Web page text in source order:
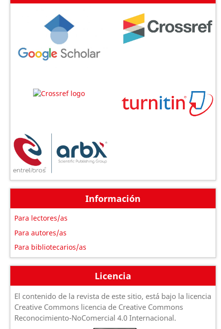
Información
Para lectores/as
Para autores/as
Para bibliotecarios/as
Licencia
El contenido de la revista de este sitio, está bajo la licencia
Creative Commons licencia de Creative Commons
Reconocimiento-NoComercial 4.0 Internacional.